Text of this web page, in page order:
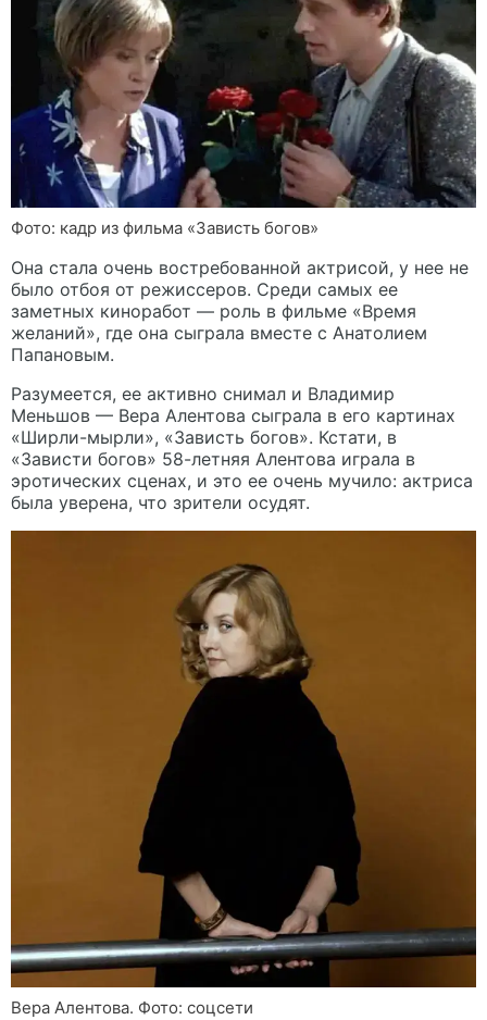
Фото: кадр из фильма «Зависть богов»
Она стала очень востребованной актрисой, у нее не
было отбоя от режиссеров. Среди самых ее
заметных киноработ — роль в фильме «Время
желаний», где она сыграла вместе с Анатолием
Папановым.
Разумеется, ее активно снимал и Владимир
Меньшов — Вера Алентова сыграла в его картинах
«Ширли-мырли», «Зависть богов». Кстати, в
«Зависти богов» 58-летняя Алентова играла в
эротических сценах, и это ее очень мучило: актриса
была уверена, что зрители осудят.
Вера Алентова. Фото: соцсети